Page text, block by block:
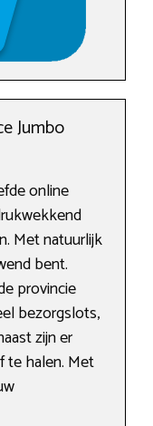
Jumbo
online
Met natuurlijk
bent.
provincie
bezorgslots,
zijn er
te halen. Met